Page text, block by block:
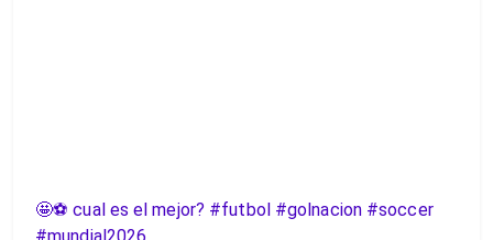
🤩⚽️ cual es el mejor? #futbol #golnacion #soccer